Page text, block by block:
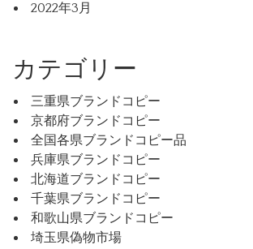
2022年3月
カテゴリー
三重県ブランドコピー
京都府ブランドコピー
全国各県ブランドコピー品
兵庫県ブランドコピー
北海道ブランドコピー
千葉県ブランドコピー
和歌山県ブランドコピー
埼玉県偽物市場